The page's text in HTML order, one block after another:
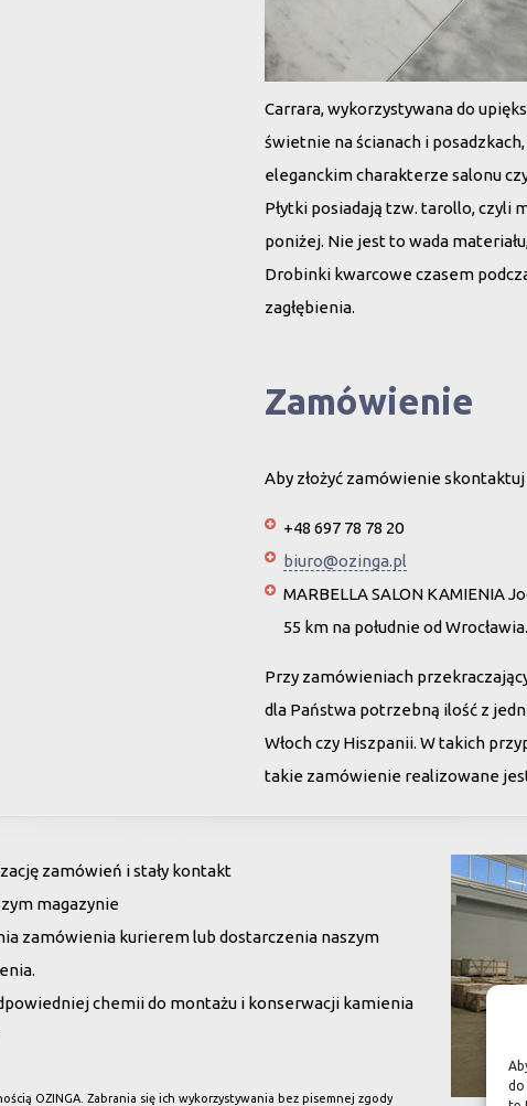
do
Carrara, wykorzystywana do
świetnie na ścianach i
eleganckim charakterze salonu
Płytki posiadają tzw. tarollo, czyli
poniżej. Nie jest to wada
Drobinki kwarcowe czasem
zagłębienia.
Zamówienie
Aby złożyć zamówienie
+48 697 78 78 20
biuro@ozinga.pl
MARBELLA SALON KAMIENIA
55 km na południe od
Przy zamówieniach
dla Państwa potrzebną ilość z
Włoch czy Hiszpanii. W takich
takie zamówienie realizowane
zamówień i stały kontakt
magazynie
zamówienia kurierem lub dostarczenia naszym
chemii do montażu i konserwacji kamienia
OZINGA. Zabrania się ich wykorzystywania bez pisemnej zgody